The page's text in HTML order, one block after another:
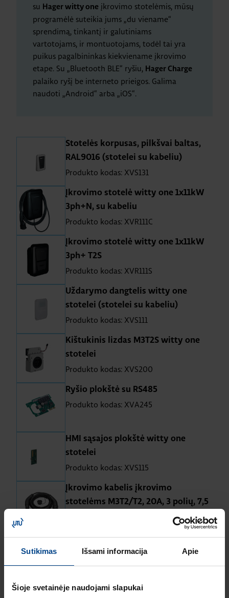
Sutikimas Išsami informacija Apie
Šioje svetainėje naudojami slapukai
su Hager witty one įkrovimo stotelėmis, mūsų
programėlė suteikia jums „du viename“
sprendimą, tinkantį ir galutiniams
vartotojams, ir montuotojams, todėl tai yra
puikus pagalbininkas kiekviename įkrovimo
etape. Su „Bluetooth BLE“ ryšiu, Hager Charge
palaiko ryšį be interneto prieigos. Galima
naudoti „Android“ arba „iOS“.
Stotelės korpusas, pilkšvai baltas,
RAL9016 (stotelei su kabeliu)
Produkto kodas: XVS131
Įkrovimo stotelė witty one 1x11kW
3ph+N, su kabeliu
Produkto kodas: XVR111C
Įkrovimo stotelė witty one 1x11kW
3ph+ T2S
Produkto kodas: XVR111S
Uždarymo dangtelis witty one
stotelei (stotelei su kabeliu)
Produkto kodas: XVS111
Kištukinis lizdas M3T2S witty one
stotelei
Produkto kodas: XVS200
Ryšio plokštė su RS485
Produkto kodas: XVA245
HMI sąsajos plokštė witty one
stotelei
Produkto kodas: XVS115
Įkrovimo kabelis įkrovimo
stotelėms M3T2/T2, 20A, 3 polių, 7,5
RAL9011 (stotelei su kabeliu)
Įkrovimo kabelis įkrovimo